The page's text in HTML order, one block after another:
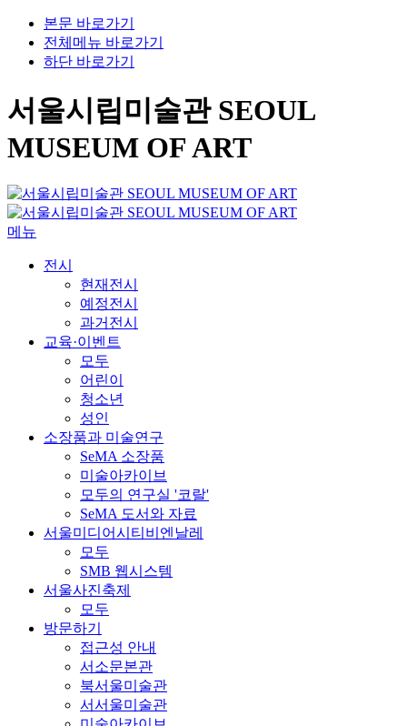
본문 바로가기
전체메뉴 바로가기
하단 바로가기
서울시립미술관 SEOUL
MUSEUM OF ART
메뉴
전시
현재전시
예정전시
과거전시
교육·이벤트
모두
어린이
청소년
성인
소장품과 미술연구
SeMA 소장품
미술아카이브
모두의 연구실 '코랄'
SeMA 도서와 자료
서울미디어시티비엔날레
모두
SMB 웹시스템
서울사진축제
모두
방문하기
접근성 안내
서소문본관
북서울미술관
서서울미술관